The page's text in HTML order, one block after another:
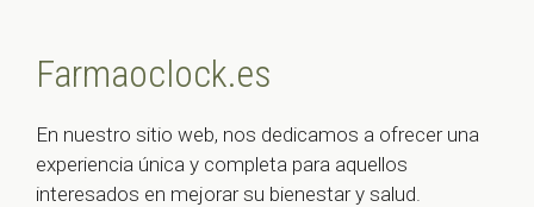
Farmaoclock.es
En nuestro sitio web, nos dedicamos a ofrecer una
experiencia única y completa para aquellos
interesados en mejorar su bienestar y salud.